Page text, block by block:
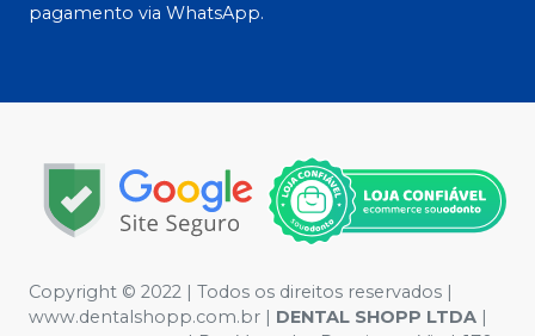
pagamento via WhatsApp.
Copyright © 2022 | Todos os direitos reservados |
www.dentalshopp.com.br | DENTAL SHOPP LTDA |